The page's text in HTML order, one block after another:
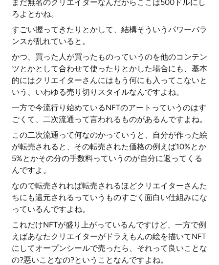
まだ無名のクリエイターなんだからここは500ドルにし
ろよとかね。
すごい握ってきたりとかして、結構そういうパワーバラ
ンスが乱れていると。
かつ、買った人が買ったものっていうのを他のコンテン
ツとかとして合わせて使ったりとかした場合にも、基本
的にはクリエイターさんにはもう何にも入ってこないと
いう、いわゆる売り切りスタイルなんですよね。
一方で今流行り始めているNFTのアートっていうのはす
ごくて、二次流通って言われるものがあるんですよね。
この二次流通って何なのかっていうと、自分が作った絵
が転売されると、その転売された価格の例えば10%とか
5%とかその分の手数料っていうのが自分に返ってくる
んですよ。
なので転売されれば転売されるほどクリエイターさんた
ちにも還元されるっていうものすごく面白い仕組みにな
っているんですよね。
これだけNFTが盛り上がっているんですけど、一方で例
えばあなたクリエイターがドラえもんの絵を描いてNFT
にしてオープンシールで売ったら、それって良いことな
の?悪いことなの?ということなんですよね。